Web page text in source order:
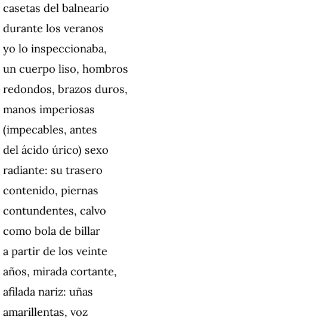
casetas del balneario
durante los veranos
yo lo inspeccionaba,
un cuerpo liso, hombros
redondos, brazos duros,
manos imperiosas
(impecables, antes
del ácido úrico) sexo
radiante: su trasero
contenido, piernas
contundentes, calvo
como bola de billar
a partir de los veinte
años, mirada cortante,
afilada nariz: uñas
amarillentas, voz